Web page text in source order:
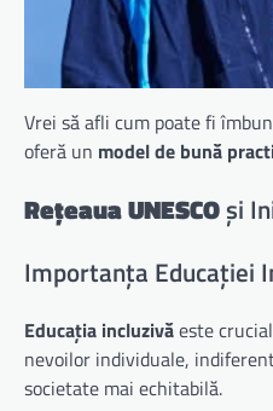
Vrei să afli cum poate fi
oferă un model de bună
Rețeaua UNESCOși
Importanța Educației
Educația incluzivăeste
nevoilor individuale,
societate mai echitabilă.